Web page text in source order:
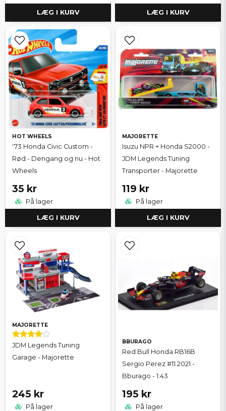
LÆG I KURV LÆG I KURV
HOT WHEELS
'73 Honda Civic Custom -
Rød - Dengang og nu - Hot
Wheels
35 kr
På lager
LÆG I KURV
MAJORETTE
Isuzu NPR + Honda S2000 -
JDM Legends Tuning
Transporter - Majorette
119 kr
På lager
LÆG I KURV
MAJORETTE
JDM Legends Tuning
Garage - Majorette
245 kr
På lager
BBURAGO
Red Bull Honda RB16B
Sergio Perez #11 2021 -
Bburago - 1:43
195 kr
På lager